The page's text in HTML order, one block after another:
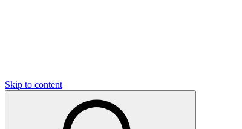
Skip to content